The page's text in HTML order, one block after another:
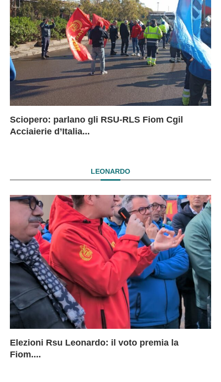
Sciopero: parlano gli RSU-RLS Fiom Cgil
Acciaierie d’Italia...
LEONARDO
Elezioni Rsu Leonardo: il voto premia la
Fiom....